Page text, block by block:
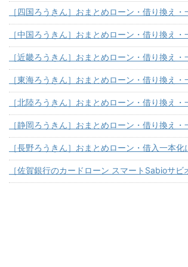
［四国ろうきん］おまとめローン・借り換え
［中国ろうきん］おまとめローン・借り換え
［近畿ろうきん］おまとめローン・借り換え
［東海ろうきん］おまとめローン・借り換え
［北陸ろうきん］おまとめローン・借り換え
［静岡ろうきん］おまとめローン・借り換え
［長野ろうきん］おまとめローン・借入一本
［佐賀銀行のカードローン スマートSabioサ